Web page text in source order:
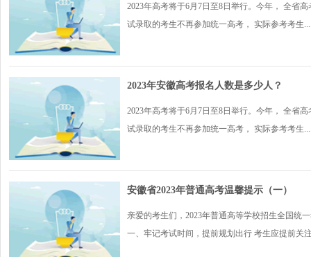
2023年高考将于6月7日至8日举行。今年， 全省
试录取的考生不再参加统一高考， 实际参考考生...
2023年安徽高考报名人数是多少人？
2023年高考将于6月7日至8日举行。今年， 全省
试录取的考生不再参加统一高考， 实际参考考生...
安徽省2023年普通高考温馨提示（一）
亲爱的考生们，2023年普通高等学校招生全国统
一、牢记考试时间，提前规划出行 考生应提前关